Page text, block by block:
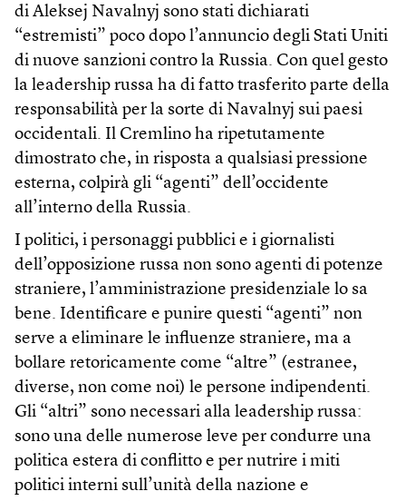
di Aleksej Navalnyj sono stati dichiarati
“estremisti” poco dopo l’annuncio degli Stati Uniti
di nuove sanzioni contro la Russia. Con quel gesto
la leadership russa ha di fatto trasferito parte della
responsabilità per la sorte di Navalnyj sui paesi
occidentali. Il Cremlino ha ripetutamente
dimostrato che, in risposta a qualsiasi pressione
esterna, colpirà gli “agenti” dell’occidente
all’interno della Russia.
I politici, i personaggi pubblici e i giornalisti
dell’opposizione russa non sono agenti di potenze
straniere, l’amministrazione presidenziale lo sa
bene. Identificare e punire questi “agenti” non
serve a eliminare le influenze straniere, ma a
bollare retoricamente come “altre” (estranee,
diverse, non come noi) le persone indipendenti.
Gli “altri” sono necessari alla leadership russa:
sono una delle numerose leve per condurre una
politica estera di conflitto e per nutrire i miti
politici interni sull’unità della nazione e